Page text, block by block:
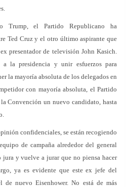
Trump, el Partido Republicano ha
Ted Cruz y el otro último aspirante que
presentador de televisión John Kasich.
a la presidencia y unir esfuerzos para
la mayoría absoluta de los delegados en
con mayoría absoluta, el Partido
Convención un nuevo candidato, hasta
confidenciales, se están recogiendo
de campaña alrededor del general
jura y vuelve a jurar que no piensa hacer
ya es evidente que este ex jefe del
de nuevo Eisenhower. No está de más